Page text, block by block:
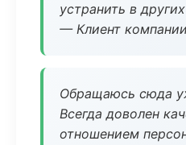
устранить в
— Клиент компании
Обращаюсь сюда
Всегда доволен
отношением